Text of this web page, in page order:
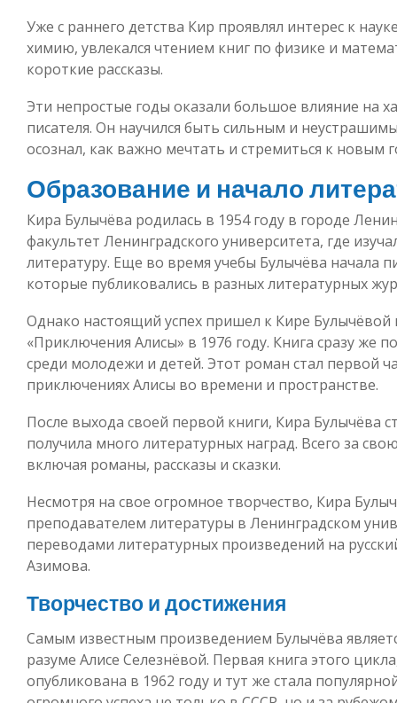
Уже с раннего детства Кир проявлял интерес к
химию, увлекался чтением книг по физике и
короткие рассказы.
Эти непростые годы оказали большое влияние на
писателя. Он научился быть сильным и
осознал, как важно мечтать и стремиться к новым
Образование и начало
Кира Булычёва родилась в 1954 году в городе
факультет Ленинградского университета, где
литературу. Еще во время учебы Булычёва начала
которые публиковались в разных литературных
Однако настоящий успех пришел к Кире Булычёвой
«Приключения Алисы» в 1976 году. Книга сразу же
среди молодежи и детей. Этот роман стал первой
приключениях Алисы во времени и пространстве.
После выхода своей первой книги, Кира Булычёва
получила много литературных наград. Всего за
включая романы, рассказы и сказки.
Несмотря на свое огромное творчество, Кира
преподавателем литературы в Ленинградском
переводами литературных произведений на
Азимова.
Творчество и достижения
Самым известным произведением Булычёва
разуме Алисе Селезнёвой. Первая книга этого
опубликована в 1962 году и тут же стала